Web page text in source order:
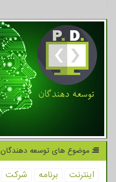
موضوع های توسعه دهندگان
اینترنت برنامه شركت